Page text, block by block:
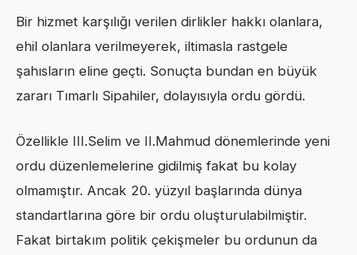
Bir hizmet karşılığı verilen dirlikler hakkı olanlara,
ehil olanlara verilmeyerek, iltimasla rastgele
şahısların eline geçti. Sonuçta bundan en büyük
zararı Tımarlı Sipahiler, dolayısıyla ordu gördü.
Özellikle III.Selim ve II.Mahmud dönemlerinde yeni
ordu düzenlemelerine gidilmiş fakat bu kolay
olmamıştır. Ancak 20. yüzyıl başlarında dünya
standartlarına göre bir ordu oluşturulabilmiştir.
Fakat birtakım politik çekişmeler bu ordunun da